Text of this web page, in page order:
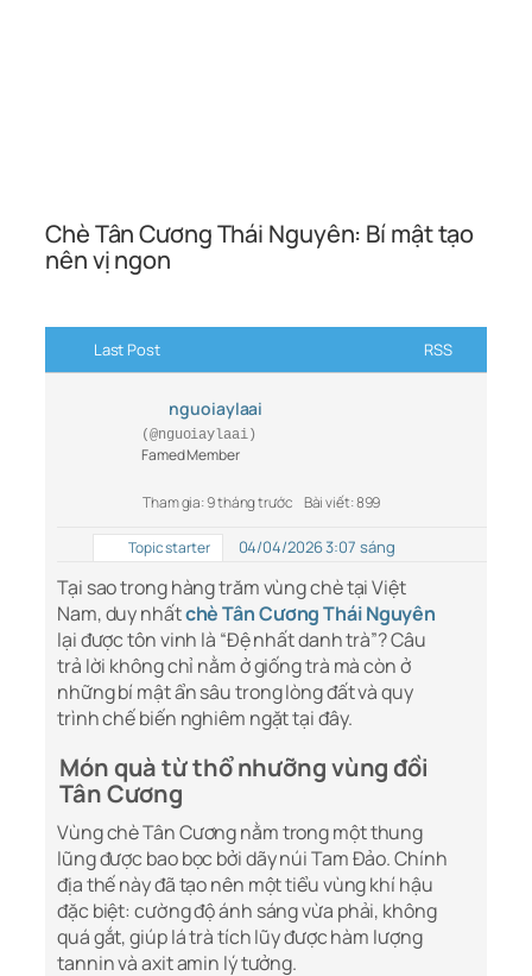
Chè Tân Cương Thái Nguyên: Bí mật tạo
nên vị ngon
Last Post RSS
nguoiaylaai
(@nguoiaylaai)
Famed Member
Tham gia: 9 tháng trước Bài viết: 899
Topic starter 04/04/2026 3:07 sáng
Tại sao trong hàng trăm vùng chè tại Việt
Nam, duy nhấtchè Tân Cương Thái Nguyên
lại được tôn vinh là “Đệ nhất danh trà”? Câu
trả lời không chỉ nằm ở giống trà mà còn ở
những bí mật ẩn sâu trong lòng đất và quy
trình chế biến nghiêm ngặt tại đây.
Món quà từ thổ nhưỡng vùng đồi
Tân Cương
Vùng chè Tân Cương nằm trong một thung
lũng được bao bọc bởi dãy núi Tam Đảo. Chính
địa thế này đã tạo nên một tiểu vùng khí hậu
đặc biệt: cường độ ánh sáng vừa phải, không
quá gắt, giúp lá trà tích lũy được hàm lượng
tannin và axit amin lý tưởng.